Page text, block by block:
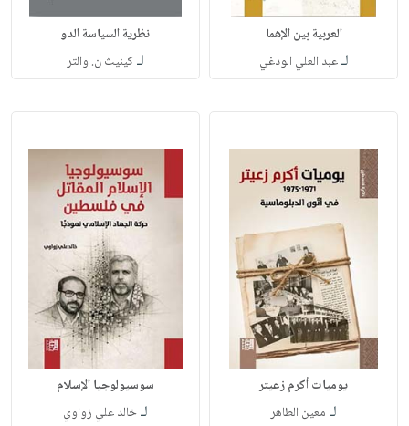
العربية بين الإهما
لـعبد العلي الودغي
نظرية السياسة الدو
لـكينيث ن. والتر
يوميات أكرم زعيتر
لـ معين الطاهر
سوسيولوجيا الإسلام
لـخالد علي زواوي